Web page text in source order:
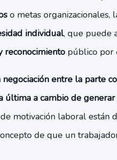
o metas organizacionales,
individual, que puede
reconocimiento público por
entre la parte
última a cambio de
motivación laboral están
de que un